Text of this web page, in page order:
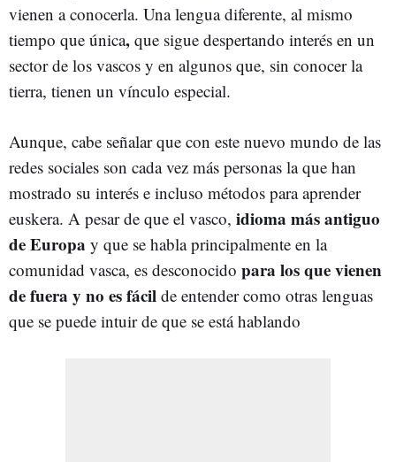
vienen a conocerla. Una lengua diferente, al mismo
tiempo que única, que sigue despertando interés en un
sector de los vascos y en algunos que, sin conocer la
tierra, tienen un vínculo especial.
Aunque, cabe señalar que con este nuevo mundo de las
redes sociales son cada vez más personas la que han
mostrado su interés e incluso métodos para aprender
euskera. A pesar de que el vasco, idioma más antiguo
de Europa y que se habla principalmente en la
comunidad vasca, es desconocido para los que vienen
de fuera y no es fácil de entender como otras lenguas
que se puede intuir de que se está hablando